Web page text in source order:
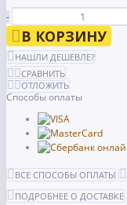
-
В КОРЗИНУ
НАШЛИ ДЕШЕВЛЕ?
СРАВНИТЬ
ОТЛОЖИТЬ
Способы оплаты
ВСЕ СПОСОБЫ ОПЛАТЫ
ПОДРОБНЕЕ О ДОСТАВКЕ